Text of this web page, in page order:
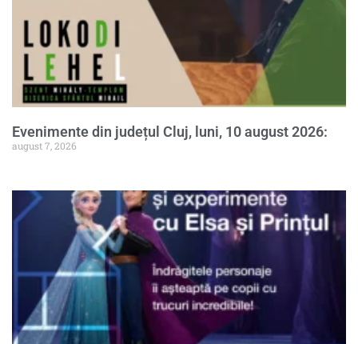
Evenimente din județul Cluj, luni, 10 august 2026:
august 7, 2026